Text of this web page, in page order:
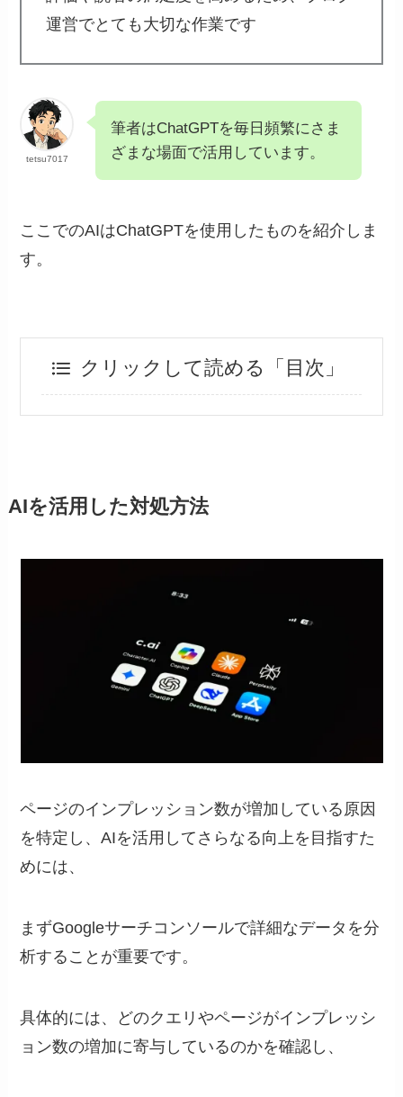
運営でとても大切な作業です
tetsu7017
筆者はChatGPTを毎日頻繁にさま
ざまな場面で活用しています。
ここでのAIはChatGPTを使用したものを紹介しま
す。
クリックして読める「目次」
AIを活用した対処方法
ページのインプレッション数が増加している原因
を特定し、AIを活用してさらなる向上を目指すた
めには、
まずGoogleサーチコンソールで詳細なデータを分
析することが重要です。
具体的には、どのクエリやページがインプレッシ
ョン数の増加に寄与しているのかを確認し、